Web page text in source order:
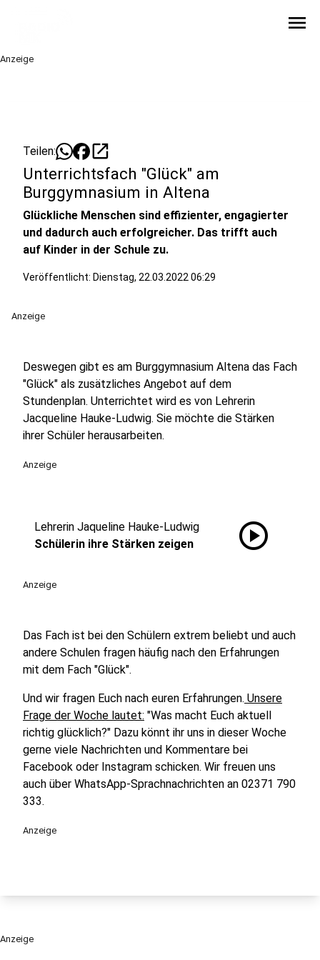
menu
Anzeige
Teilen: open_in_new
Unterrichtsfach "Glück" am
Burggymnasium in Altena
Glückliche Menschen sind effizienter, engagierter
und dadurch auch erfolgreicher. Das trifft auch
auf Kinder in der Schule zu.
Veröffentlicht: Dienstag, 22.03.2022 06:29
Anzeige
Deswegen gibt es am Burggymnasium Altena das Fach
"Glück" als zusätzliches Angebot auf dem
Stundenplan. Unterrichtet wird es von Lehrerin
Jacqueline Hauke-Ludwig. Sie möchte die Stärken
ihrer Schüler herausarbeiten.
Anzeige
Lehrerin Jaqueline Hauke-Ludwig
Schülerin ihre Stärken zeigen
play_circle
Anzeige
Das Fach ist bei den Schülern extrem beliebt und auch
andere Schulen fragen häufig nach den Erfahrungen
mit dem Fach "Glück".
Und wir fragen Euch nach euren Erfahrungen. Unsere
Frage der Woche lautet: "Was macht Euch aktuell
richtig glücklich?" Dazu könnt ihr uns in dieser Woche
gerne viele Nachrichten und Kommentare bei
Facebook oder Instagram schicken. Wir freuen uns
auch über WhatsApp-Sprachnachrichten an 02371 790
333.
Anzeige
Anzeige